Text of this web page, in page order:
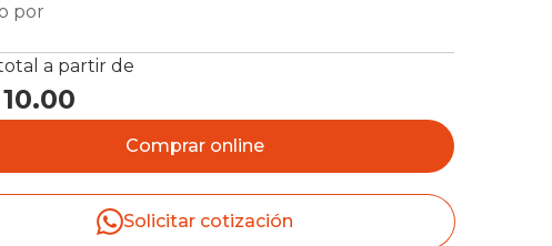
por
a partir de
Comprar online
Solicitar cotización